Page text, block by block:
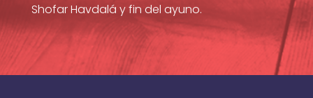
Shofar Havdalá y fin del ayuno.